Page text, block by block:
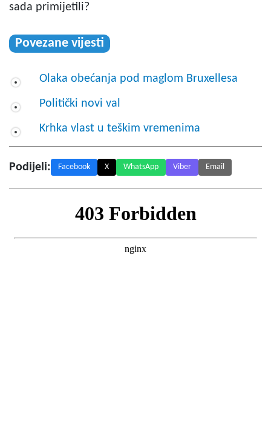
sada primijetili?
Povezane vijesti
Olaka obećanja pod maglom Bruxellesa
Politički novi val
Krhka vlast u teškim vremenima
Podijeli: Facebook X WhatsApp Viber Email